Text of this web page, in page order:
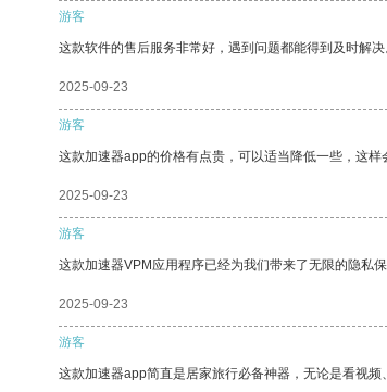
游客
这款软件的售后服务非常好，遇到问题都能得到及时解决
2025-09-23
游客
这款加速器app的价格有点贵，可以适当降低一些，这样
2025-09-23
游客
这款加速器VPM应用程序已经为我们带来了无限的隐私保
2025-09-23
游客
这款加速器app简直是居家旅行必备神器，无论是看视